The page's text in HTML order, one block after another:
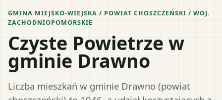
GMINA MIEJSKO-WIEJSKA / POWIAT CHOSZCZEŃSKI / WOJ.
ZACHODNIOPOMORSKIE
Czyste Powietrze w
gminie Drawno
Liczba mieszkań w gminie Drawno (powiat